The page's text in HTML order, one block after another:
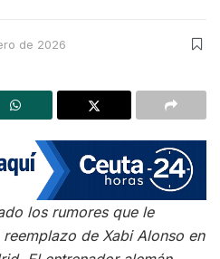
de 2026
los rumores que le
de Xabi Alonso en